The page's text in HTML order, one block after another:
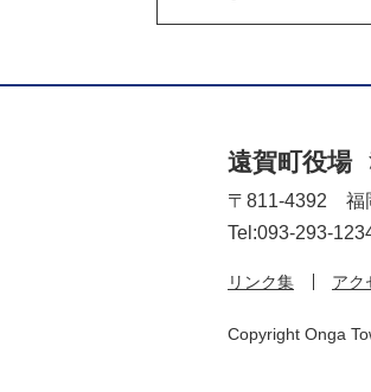
遠賀町役場
〒811-4392 福
Tel:093-293-
リンク集 アク
Copyright Onga